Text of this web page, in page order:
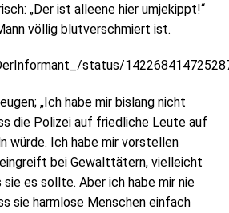
„Der ist alleene hier umjekippt!“
völlig blutverschmiert ist.
status/
„Ich habe mir bislang nicht
die Polizei auf friedliche Leute auf
würde. Ich habe mir vorstellen
bei Gewalttätern, vielleicht
sie es sollte. Aber ich habe mir nie
sie harmlose Menschen einfach